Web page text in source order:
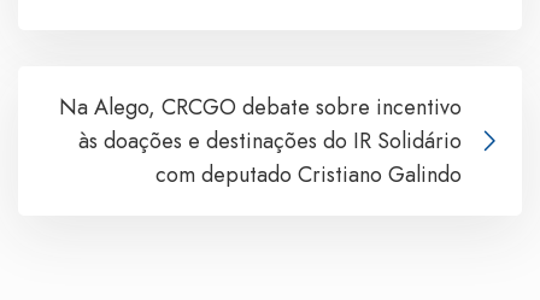
Na Alego, CRCGO debate sobre incentivo
às doações e destinações do IR Solidário
com deputado Cristiano Galindo